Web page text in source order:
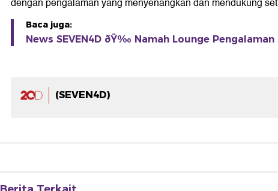
Baca juga:
News SEVEN4D ðŸ‰ Namah Lounge
(SEVEN4D)